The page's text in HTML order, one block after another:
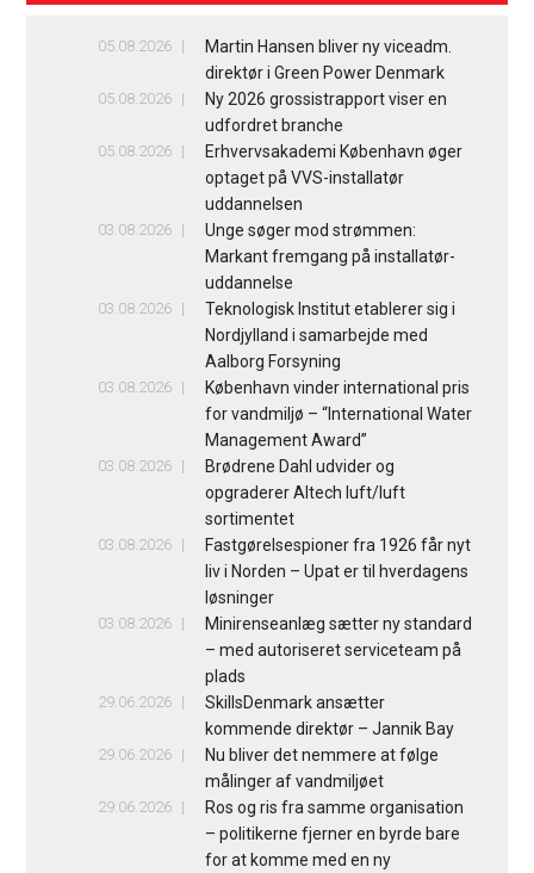
05.08.2026
Martin Hansen bliver ny viceadm.
direktør i Green Power Denmark
05.08.2026
Ny 2026 grossistrapport viser en
udfordret branche
05.08.2026
Erhvervsakademi København øger
optaget på VVS-installatør
uddannelsen
03.08.2026
Unge søger mod strømmen:
Markant fremgang på installatør-
uddannelse
03.08.2026
Teknologisk Institut etablerer sig i
Nordjylland i samarbejde med
Aalborg Forsyning
03.08.2026
København vinder international pris
for vandmiljø – “International Water
Management Award”
03.08.2026
Brødrene Dahl udvider og
opgraderer Altech luft/luft
sortimentet
03.08.2026
Fastgørelsespioner fra 1926 får nyt
liv i Norden – Upat er til hverdagens
løsninger
03.08.2026
Minirenseanlæg sætter ny standard
– med autoriseret serviceteam på
plads
29.06.2026
SkillsDenmark ansætter
kommende direktør – Jannik Bay
29.06.2026
Nu bliver det nemmere at følge
målinger af vandmiljøet
29.06.2026
Ros og ris fra samme organisation
– politikerne fjerner en byrde bare
for at komme med en ny